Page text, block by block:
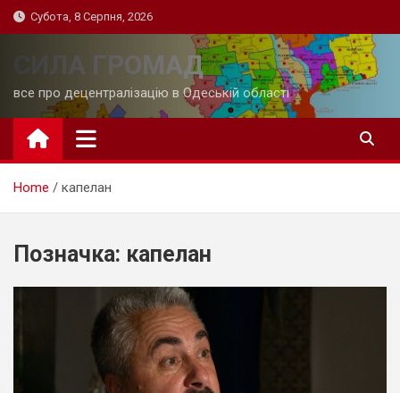
Skip
to
Субота, 8 Серпня, 2026
СИЛА ГРОМАД
все про децентралізацію в Одеській області
Home капелан
Позначка: капелан